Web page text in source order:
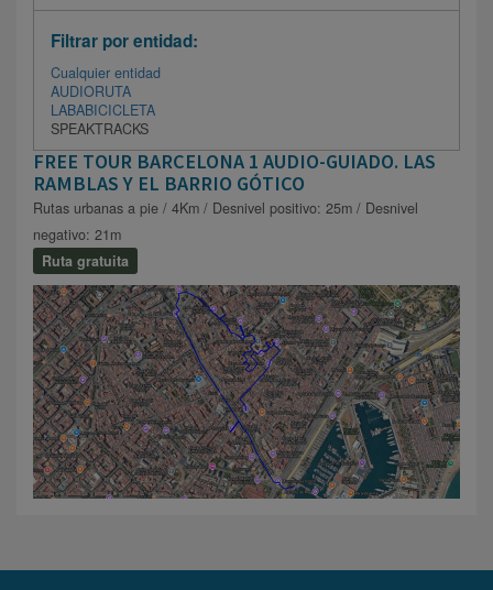
Filtrar por entidad:
Cualquier entidad
AUDIORUTA
LABABICICLETA
SPEAKTRACKS
FREE TOUR BARCELONA 1 AUDIO-GUIADO. LAS
RAMBLAS Y EL BARRIO GÓTICO
Rutas urbanas a pie / 4Km / Desnivel positivo: 25m / Desnivel
negativo: 21m
Ruta gratuita